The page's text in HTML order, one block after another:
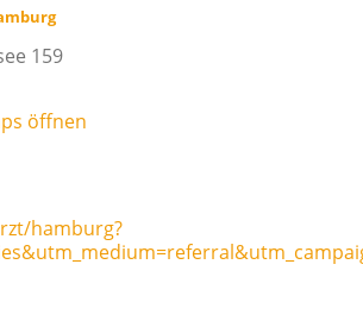
159
öffnen
hamburg?